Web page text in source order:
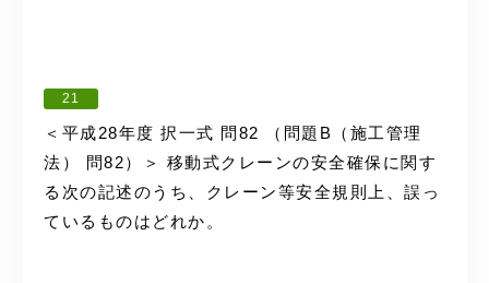
21
＜平成28年度 択一式 問82 （問題B（施工管理
法） 問82）＞ 移動式クレーンの安全確保に関す
る次の記述のうち、クレーン等安全規則上、誤っ
ているものはどれか。